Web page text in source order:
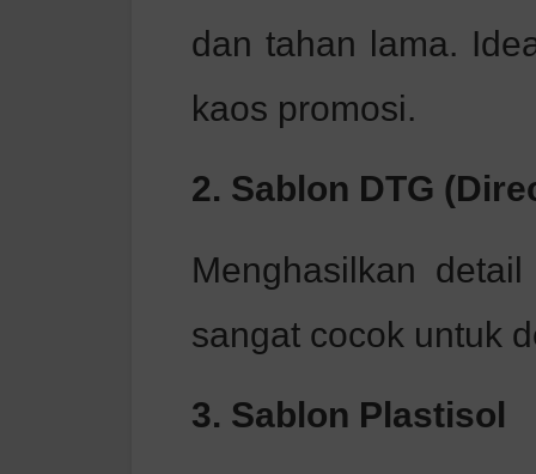
dan tahan lama.
kaos promosi.
2. Sablon DTG
Menghasilkan
sangat cocok untuk
3. Sablon Plastisol